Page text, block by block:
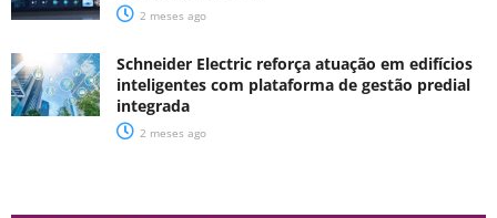
2 meses ago
Schneider Electric reforça atuação em edifícios
inteligentes com plataforma de gestão predial
integrada
2 meses ago